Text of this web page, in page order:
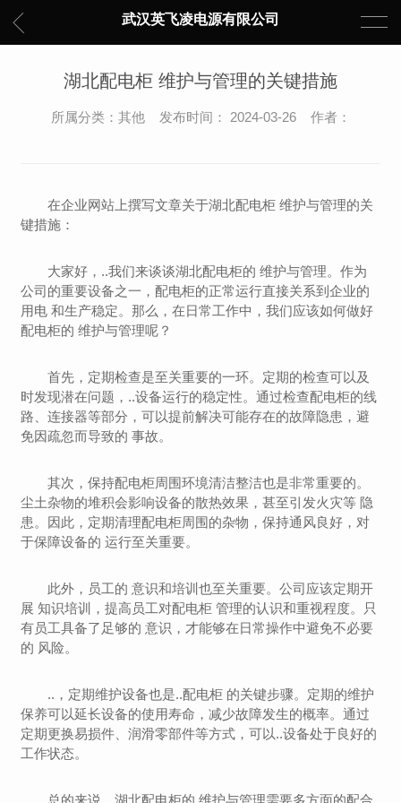
武汉英飞凌电源有限公司
湖北配电柜 维护与管理的关键措施
所属分类：其他 发布时间： 2024-03-26 作者：
在企业网站上撰写文章关于湖北配电柜 维护与管理的关
键措施：
大家好，..我们来谈谈湖北配电柜的 维护与管理。作为
公司的重要设备之一，配电柜的正常运行直接关系到企业的
用电 和生产稳定。那么，在日常工作中，我们应该如何做好
配电柜的 维护与管理呢？
首先，定期检查是至关重要的一环。定期的检查可以及
时发现潜在问题，..设备运行的稳定性。通过检查配电柜的线
路、连接器等部分，可以提前解决可能存在的故障隐患，避
免因疏忽而导致的 事故。
其次，保持配电柜周围环境清洁整洁也是非常重要的。
尘土杂物的堆积会影响设备的散热效果，甚至引发火灾等 隐
患。因此，定期清理配电柜周围的杂物，保持通风良好，对
于保障设备的 运行至关重要。
此外，员工的 意识和培训也至关重要。公司应该定期开
展 知识培训，提高员工对配电柜 管理的认识和重视程度。只
有员工具备了足够的 意识，才能够在日常操作中避免不必要
的 风险。
..，定期维护设备也是..配电柜 的关键步骤。定期的维护
保养可以延长设备的使用寿命，减少故障发生的概率。通过
定期更换易损件、润滑零部件等方式，可以..设备处于良好的
工作状态。
总的来说，湖北配电柜的 维护与管理需要多方面的配合